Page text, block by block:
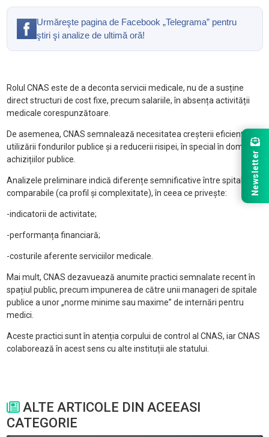
Urmăreşte pagina de Facebook „Telegrama” pentru
ştiri şi analize de ultimă oră!
Rolul CNAS este de a deconta servicii medicale, nu de a susține
direct structuri de cost fixe, precum salariile, în absența activității
medicale corespunzătoare.
De asemenea, CNAS semnalează necesitatea creșterii eficienței
utilizării fondurilor publice și a reducerii risipei, în special în domeniul
achizițiilor publice.
Analizele preliminare indică diferențe semnificative între spitale
comparabile (ca profil și complexitate), în ceea ce privește:
-indicatorii de activitate;
-performanța financiară;
-costurile aferente serviciilor medicale.
Mai mult, CNAS dezavuează anumite practici semnalate recent în
spațiul public, precum impunerea de către unii manageri de spitale
publice a unor „norme minime sau maxime” de internări pentru
medici.
Aceste practici sunt în atenția corpului de control al CNAS, iar CNAS
colaborează în acest sens cu alte instituții ale statului.
ALTE ARTICOLE DIN ACEEASI
CATEGORIE
Newsletter